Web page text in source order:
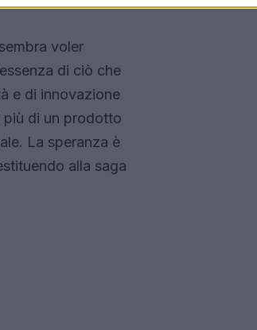
voler
di ciò che
e di innovazione
più di un prodotto
La speranza è
alla saga